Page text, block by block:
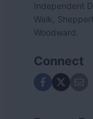
Independent
Walk,
Woodward.
Connect